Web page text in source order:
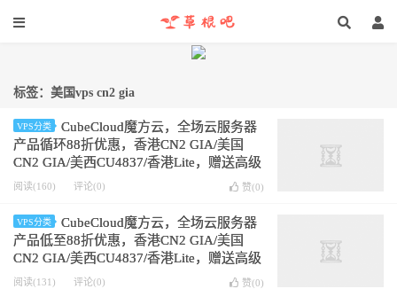
标签：美国vps cn2 gia
VPS分类
CubeCloud魔方云，全场云服务器
产品循环88折优惠，香港CN2 GIA/美国
CN2 GIA/美西CU4837/香港Lite，赠送高级
版CC硬件清洗
阅读(160) 评论(0) 赞(0)
VPS分类
CubeCloud魔方云，全场云服务器
产品低至88折优惠，香港CN2 GIA/美国
CN2 GIA/美西CU4837/香港Lite，赠送高级
版CC硬件清洗
阅读(131) 评论(0) 赞(0)